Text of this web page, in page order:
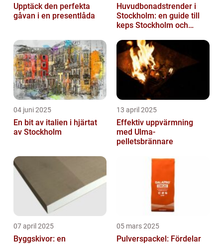
Upptäck den perfekta
gåvan i en presentlåda
Huvudbonadstrender i
Stockholm: en guide till
keps Stockholm och
04 juni 2025
En bit av italien i hjärtat
av Stockholm
13 april 2025
Effektiv uppvärmning
med Ulma-
pelletsbrännare
07 april 2025
Byggskivor: en
05 mars 2025
Pulverspackel: Fördelar